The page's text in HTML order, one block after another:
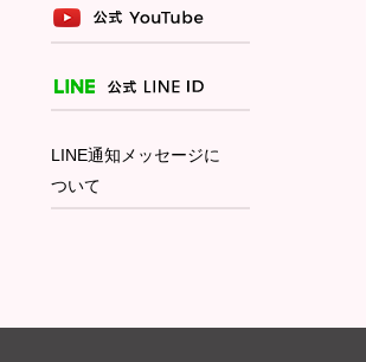
LINE通知メッセージに
ついて